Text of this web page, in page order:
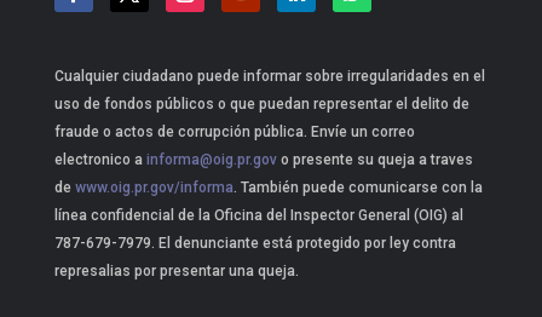
Cualquier ciudadano puede informar sobre irregularidades en el
uso de fondos públicos o que puedan representar el delito de
fraude o actos de corrupción pública. Envíe un correo
electronico a informa@oig.pr.govo presente su queja a traves
dewww.oig.pr.gov/informa. También puede comunicarse con la
línea confidencial de la Oficina del Inspector General (OIG) al
787-679-7979. El denunciante está protegido por ley contra
represalias por presentar una queja.